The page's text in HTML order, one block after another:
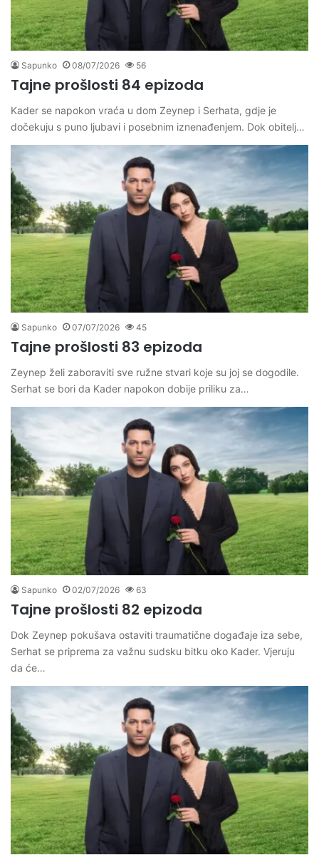
Sapunko 08/07/2026 56
Tajne prošlosti 84 epizoda
Kader se napokon vraća u dom Zeynep i Serhata, gdje je
dočekuju s puno ljubavi i posebnim iznenađenjem. Dok obitelj…
Sapunko 07/07/2026 45
Tajne prošlosti 83 epizoda
Zeynep želi zaboraviti sve ružne stvari koje su joj se dogodile.
Serhat se bori da Kader napokon dobije priliku za…
Sapunko 02/07/2026 63
Tajne prošlosti 82 epizoda
Dok Zeynep pokušava ostaviti traumatične događaje iza sebe,
Serhat se priprema za važnu sudsku bitku oko Kader. Vjeruju
da će…